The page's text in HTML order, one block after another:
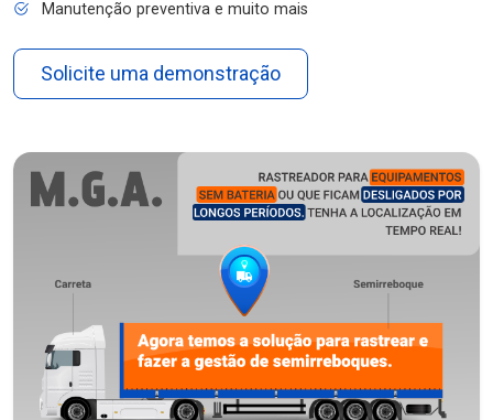
Manutenção preventiva e muito mais
Solicite uma demonstração